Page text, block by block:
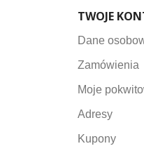
TWOJE
Dane
Zamówienia
Moje
Adresy
Kupony